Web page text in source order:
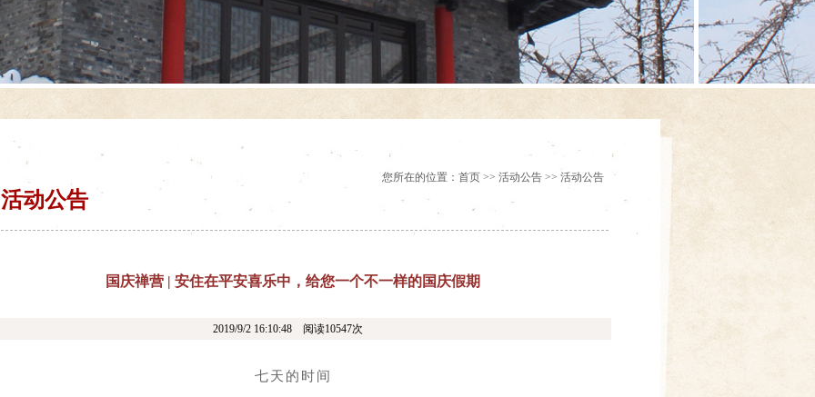
您所在的位置：首页 >> 活动公告 >> 活动公告
活动公告
国庆禅营 | 安住在平安喜乐中，给您一个不一样的国庆假期
2019/9/2 16:10:48 阅读10547次
七天的时间